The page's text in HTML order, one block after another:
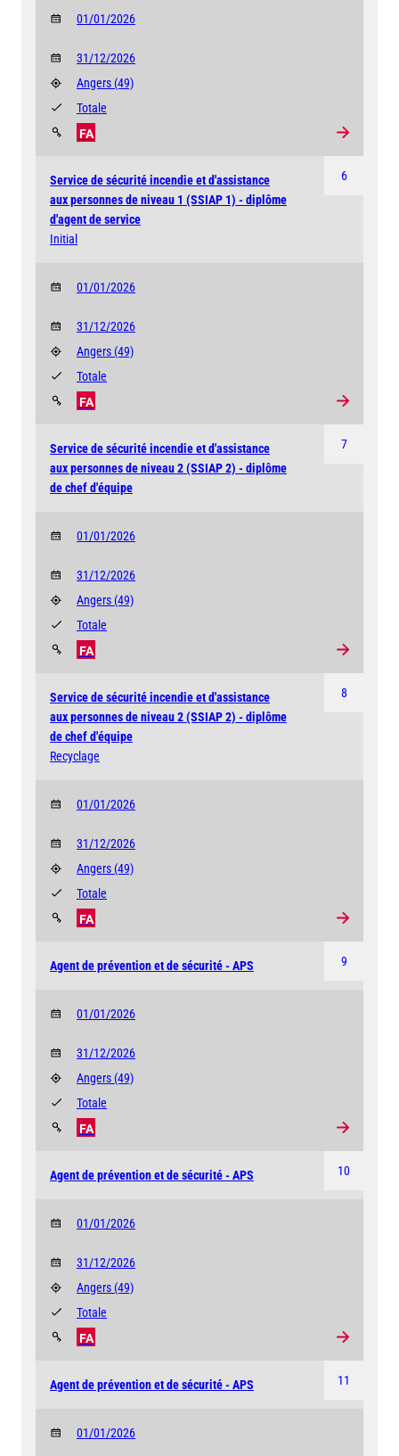
01/01/2026
31/12/2026
Angers (49)
FA
Totale
6
Service de sécurité incendie et d'assistance
aux personnes de niveau 1 (SSIAP 1) - diplôme
d'agent de service
Initial
01/01/2026
31/12/2026
Angers (49)
FA
Totale
7
Service de sécurité incendie et d'assistance
aux personnes de niveau 2 (SSIAP 2) - diplôme
de chef d'équipe
01/01/2026
31/12/2026
Angers (49)
FA
Totale
8
Service de sécurité incendie et d'assistance
aux personnes de niveau 2 (SSIAP 2) - diplôme
de chef d'équipe
Recyclage
01/01/2026
31/12/2026
Angers (49)
FA
Totale
9
Agent de prévention et de sécurité - APS
01/01/2026
31/12/2026
Angers (49)
FA
Totale
10
Agent de prévention et de sécurité - APS
01/01/2026
31/12/2026
Angers (49)
FA
Totale
11
Agent de prévention et de sécurité - APS
01/01/2026